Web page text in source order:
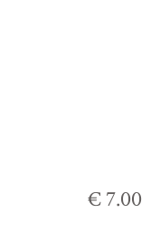
€ 7.00